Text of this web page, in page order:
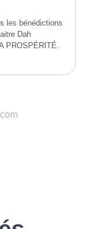
les bénédictions
Dah
PROSPÉRITÉ.